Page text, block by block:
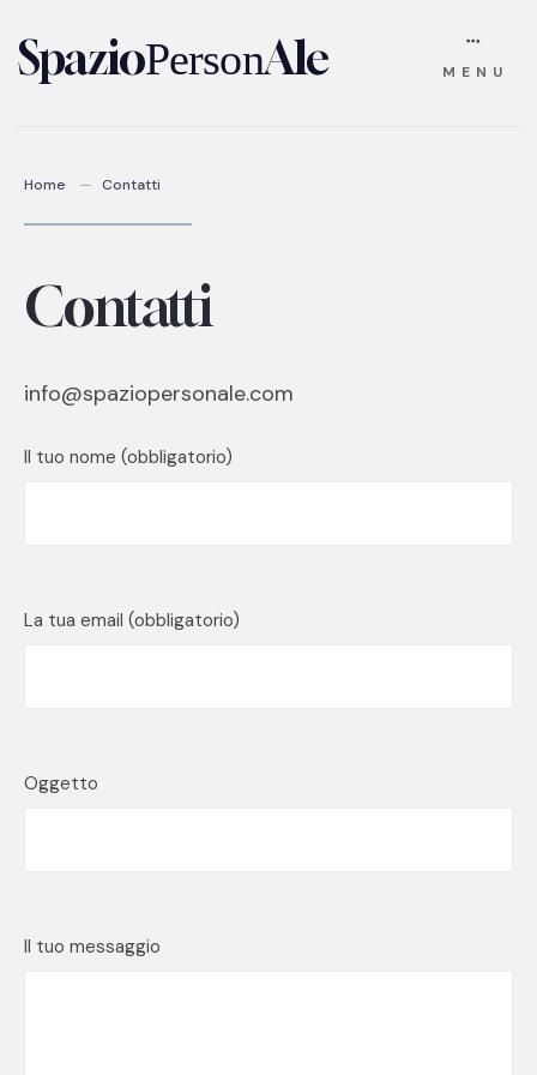
Skip
toSpazioPersonAle MENU
Home Contatti
Contatti
info@spaziopersonale.com
Il tuo nome (obbligatorio)
La tua email (obbligatorio)
Oggetto
Il tuo messaggio